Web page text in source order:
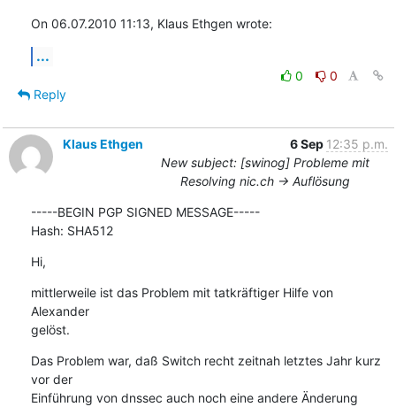
On 06.07.2010 11:13, Klaus Ethgen wrote:
...
0
0
Reply
Klaus Ethgen 6 Sep 12:35 p.m.
New subject: [swinog] Probleme mit
Resolving nic.ch -> Auflösung
-----BEGIN PGP SIGNED MESSAGE-----
Hash: SHA512
Hi,
mittlerweile ist das Problem mit tatkräftiger Hilfe von
Alexander
gelöst.
Das Problem war, daß Switch recht zeitnah letztes Jahr kurz
vor der
Einführung von dnssec auch noch eine andere Änderung